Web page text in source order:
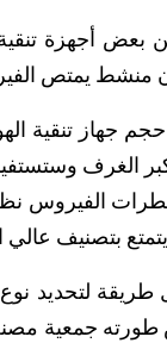
بعض أجهزة
منشط يمتص
جهاز تنقية
الفيروس
بتصنيف عالي